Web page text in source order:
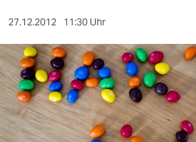
sport
berlin
nord
wahrheit
27.12.2012 11:30 Uhr